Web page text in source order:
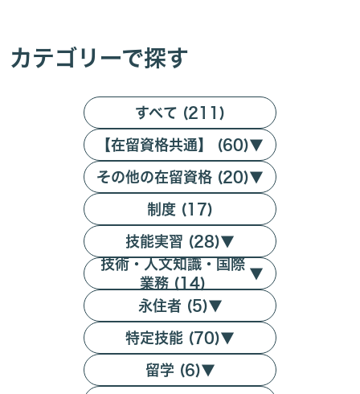
カテゴリーで探す
すべて (211)
【在留資格共通】 (60)▼
その他の在留資格 (20)▼
制度 (17)
技能実習 (28)▼
技術・人文知識・国際
業務 (14)
▼
永住者 (5)▼
特定技能 (70)▼
留学 (6)▼